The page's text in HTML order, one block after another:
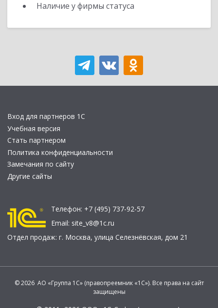
Наличие у фирмы статуса
Вход для партнеров 1С
Учебная версия
Стать партнером
Политика конфиденциальности
Замечания по сайту
Другие сайты
Телефон: +7 (495) 737-92-57
Email: site_v8@1c.ru
Отдел продаж: г. Москва, улица Селезнёвская, дом 21
© 2026 АО «Группа 1С» (правопреемник «1С»). Все права на сайт
защищены